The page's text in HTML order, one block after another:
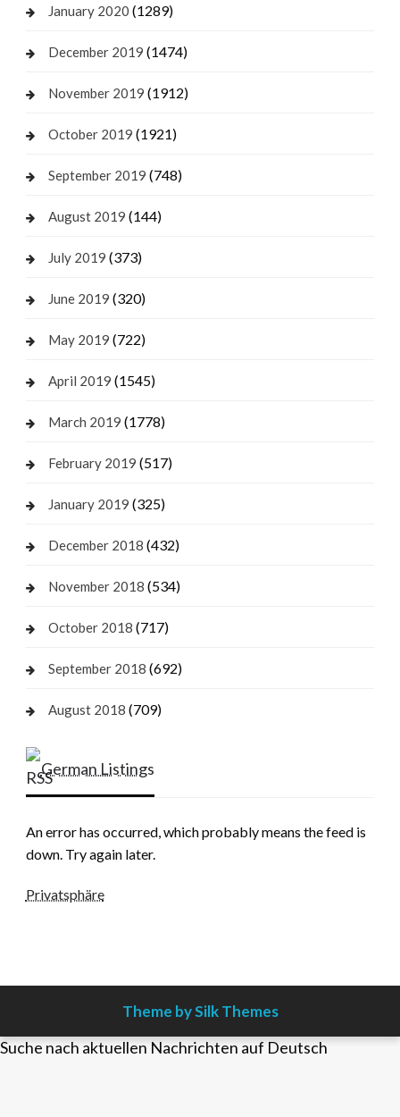
January 2020 (1289)
December 2019 (1474)
November 2019 (1912)
October 2019 (1921)
September 2019 (748)
August 2019 (144)
July 2019 (373)
June 2019 (320)
May 2019 (722)
April 2019 (1545)
March 2019 (1778)
February 2019 (517)
January 2019 (325)
December 2018 (432)
November 2018 (534)
October 2018 (717)
September 2018 (692)
August 2018 (709)
German Listings
An error has occurred, which probably means the feed is
down. Try again later.
Privatsphäre
Theme by Silk Themes
Suche nach aktuellen Nachrichten auf Deutsch